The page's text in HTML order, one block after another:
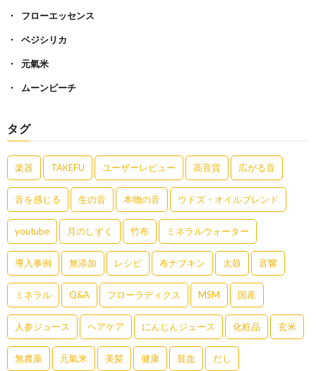
フローエッセンス
ベジシリカ
元氣米
ムーンピーチ
タグ
楽器 TAKEFU ユーザーレビュー 高音質 広がる音
音を感じる 生の音 本物の音 ウドズ・オイルブレンド
youtube 月のしずく 竹布 ミネラルウォーター
導入事例 無添加 レシピ 布ナプキン 太鼓 音響
ミネラル Q&A フローラディクス MSM 国産
人参ジュース ヘアケア にんじんジュース 化粧品 玄米
無農薬 元氣米 美髪 健康 貧血 だし